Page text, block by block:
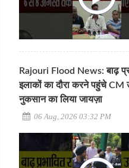
Rajouri Flood News: बाढ़
इलाकों का दौरा करने पहुंचे CM
नुकसान का लिया जायज़ा
06 Aug, 2026 03:32 PM